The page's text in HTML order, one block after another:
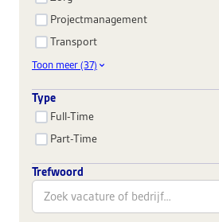
Projectmanagement
Transport
Toon meer (37)
Type
Full-Time
Part-Time
Trefwoord